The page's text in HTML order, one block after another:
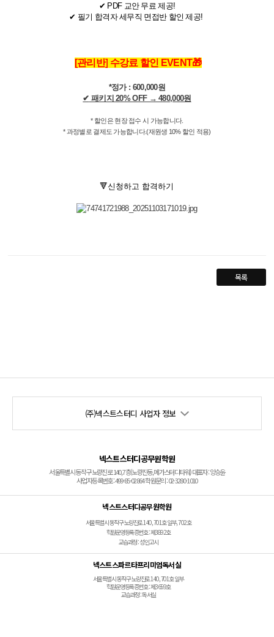
✔ ​ PDF 교안 무료 제공!
✔ 필기 합격자 세무직 면접반 할인 제공!
[관리반] 수강료 할인 EVENT🎁
*정가 : 600,000원
✔ 패키지 20% OFF → 480,000원
* 할인은 현장 접수 시 가능합니다.​
* 과정별로 결제도 가능합니다.(재원생 10% 할인 적용)
🔻신청하고 합격하기
목록
(주)넥스트스터디 사업자 정보
넥스트스터디공무원학원
서울특별시 동작구 노량진로 140, 7층(노량진동, 메가스터디타워) 대표자 : 양승윤
사업자등록번호 : 499-85-02864 학원문의 : 02-3280-1010
넥스트스터디공무원학원
서울특별시 동작구 노량진로 140, 701호 일부, 702호
학원운영등록증번호 : 제3892호
교습과정 : 성인고시
넥스트스파르타프리미엄독서실
서울특별시 동작구 노량진로 140, 701호 일부
학원운영등록증번호 : 제3659호
교습과정 : 독서실